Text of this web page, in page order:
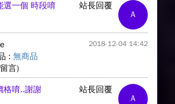
A
站長回覆
選一個 時段唷
2018-12-04 14:42
: 無商品
言)
A
站長回覆
格唷..謝謝